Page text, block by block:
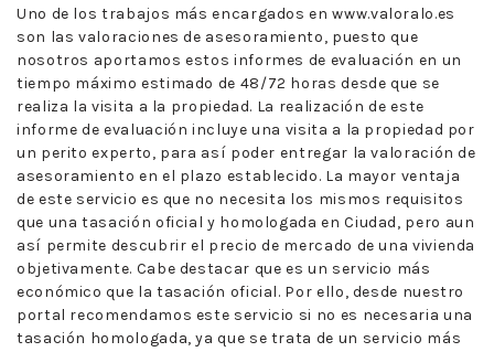
Uno de los trabajos más encargados en www.valoralo.es
son las valoraciones de asesoramiento, puesto que
nosotros aportamos estos informes de evaluación en un
tiempo máximo estimado de 48/72 horas desde que se
realiza la visita a la propiedad. La realización de este
informe de evaluación incluye una visita a la propiedad por
un perito experto, para así poder entregar la valoración de
asesoramiento en el plazo establecido. La mayor ventaja
de este servicio es que no necesita los mismos requisitos
que una tasación oficial y homologada en Ciudad, pero aun
así permite descubrir el precio de mercado de una vivienda
objetivamente. Cabe destacar que es un servicio más
económico que la tasación oficial. Por ello, desde nuestro
portal recomendamos este servicio si no es necesaria una
tasación homologada, ya que se trata de un servicio más